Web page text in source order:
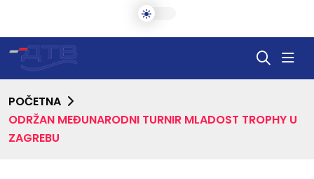
POČETNA
ODRŽAN MEĐUNARODNI TURNIR MLADOST TROPHY U
ZAGREBU